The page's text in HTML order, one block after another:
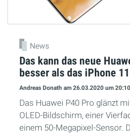
News
Das kann das neue
besser als das iPhone
Andreas Donath am 26.03.2020 um
Das Huawei P40 Pro glänzt
OLED-Bildschirm, einer
einem 50-Megapixel-Sensor.